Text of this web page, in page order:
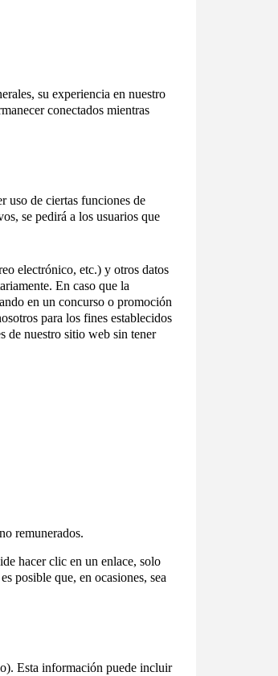
su experiencia en nuestro
conectados mientras
uso de ciertas funciones de
se pedirá a los usuarios que
electrónico, etc.) y otros datos
En caso que la
en un concurso o promoción
para los fines establecidos
de nuestro sitio web sin tener
remunerados.
hacer clic en un enlace, solo
posible que, en ocasiones, sea
Esta información puede incluir